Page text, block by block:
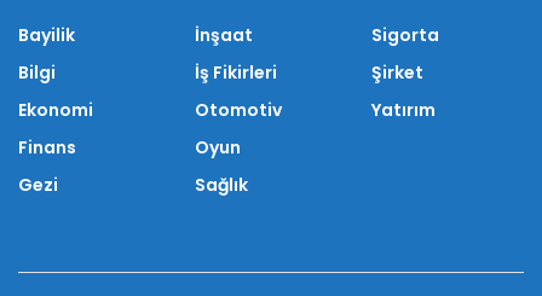
Bayilik
Bilgi
Ekonomi
Finans
Gezi
İnşaat
İş Fikirleri
Otomotiv
Oyun
Sağlık
Sigorta
Şirket
Yatırım